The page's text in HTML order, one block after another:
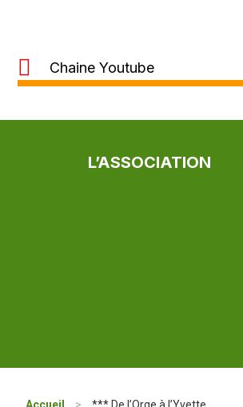
Chaine Youtube
L’ASSOCIATION